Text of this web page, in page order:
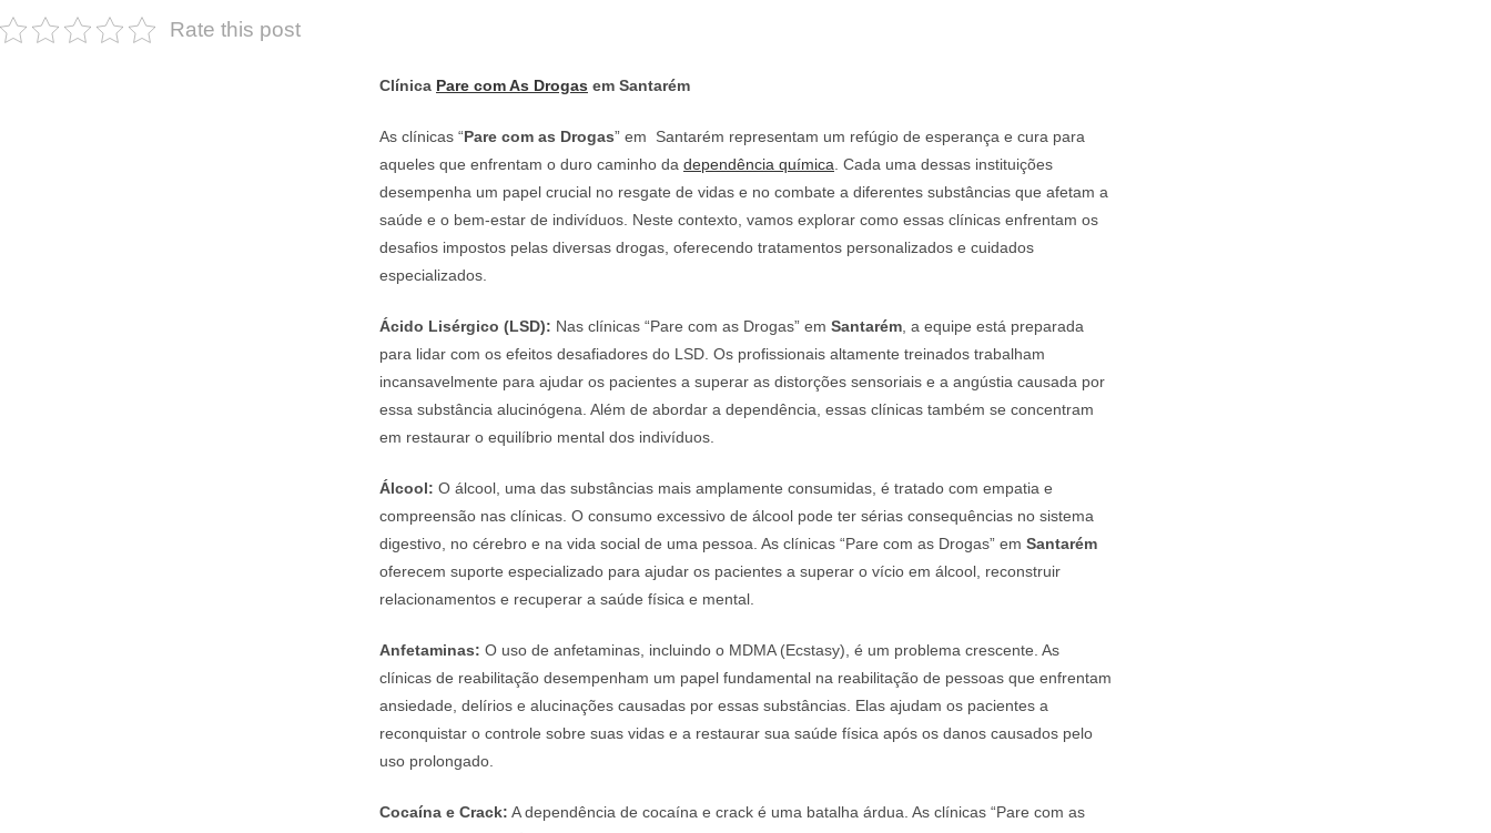
Rate this post
Clínica Pare com As Drogas em Santarém
As clínicas “Pare com as Drogas” em Santarém representam um refúgio de esperança e cura para
aqueles que enfrentam o duro caminho da dependência química. Cada uma dessas instituições
desempenha um papel crucial no resgate de vidas e no combate a diferentes substâncias que afetam a
saúde e o bem-estar de indivíduos. Neste contexto, vamos explorar como essas clínicas enfrentam os
desafios impostos pelas diversas drogas, oferecendo tratamentos personalizados e cuidados
especializados.
Ácido Lisérgico (LSD): Nas clínicas “Pare com as Drogas” em Santarém, a equipe está preparada
para lidar com os efeitos desafiadores do LSD. Os profissionais altamente treinados trabalham
incansavelmente para ajudar os pacientes a superar as distorções sensoriais e a angústia causada por
essa substância alucinógena. Além de abordar a dependência, essas clínicas também se concentram
em restaurar o equilíbrio mental dos indivíduos.
Álcool: O álcool, uma das substâncias mais amplamente consumidas, é tratado com empatia e
compreensão nas clínicas. O consumo excessivo de álcool pode ter sérias consequências no sistema
digestivo, no cérebro e na vida social de uma pessoa. As clínicas “Pare com as Drogas” em Santarém
oferecem suporte especializado para ajudar os pacientes a superar o vício em álcool, reconstruir
relacionamentos e recuperar a saúde física e mental.
Anfetaminas: O uso de anfetaminas, incluindo o MDMA (Ecstasy), é um problema crescente. As
clínicas de reabilitação desempenham um papel fundamental na reabilitação de pessoas que enfrentam
ansiedade, delírios e alucinações causadas por essas substâncias. Elas ajudam os pacientes a
reconquistar o controle sobre suas vidas e a restaurar sua saúde física após os danos causados pelo
uso prolongado.
Cocaína e Crack: A dependência de cocaína e crack é uma batalha árdua. As clínicas “Pare com as